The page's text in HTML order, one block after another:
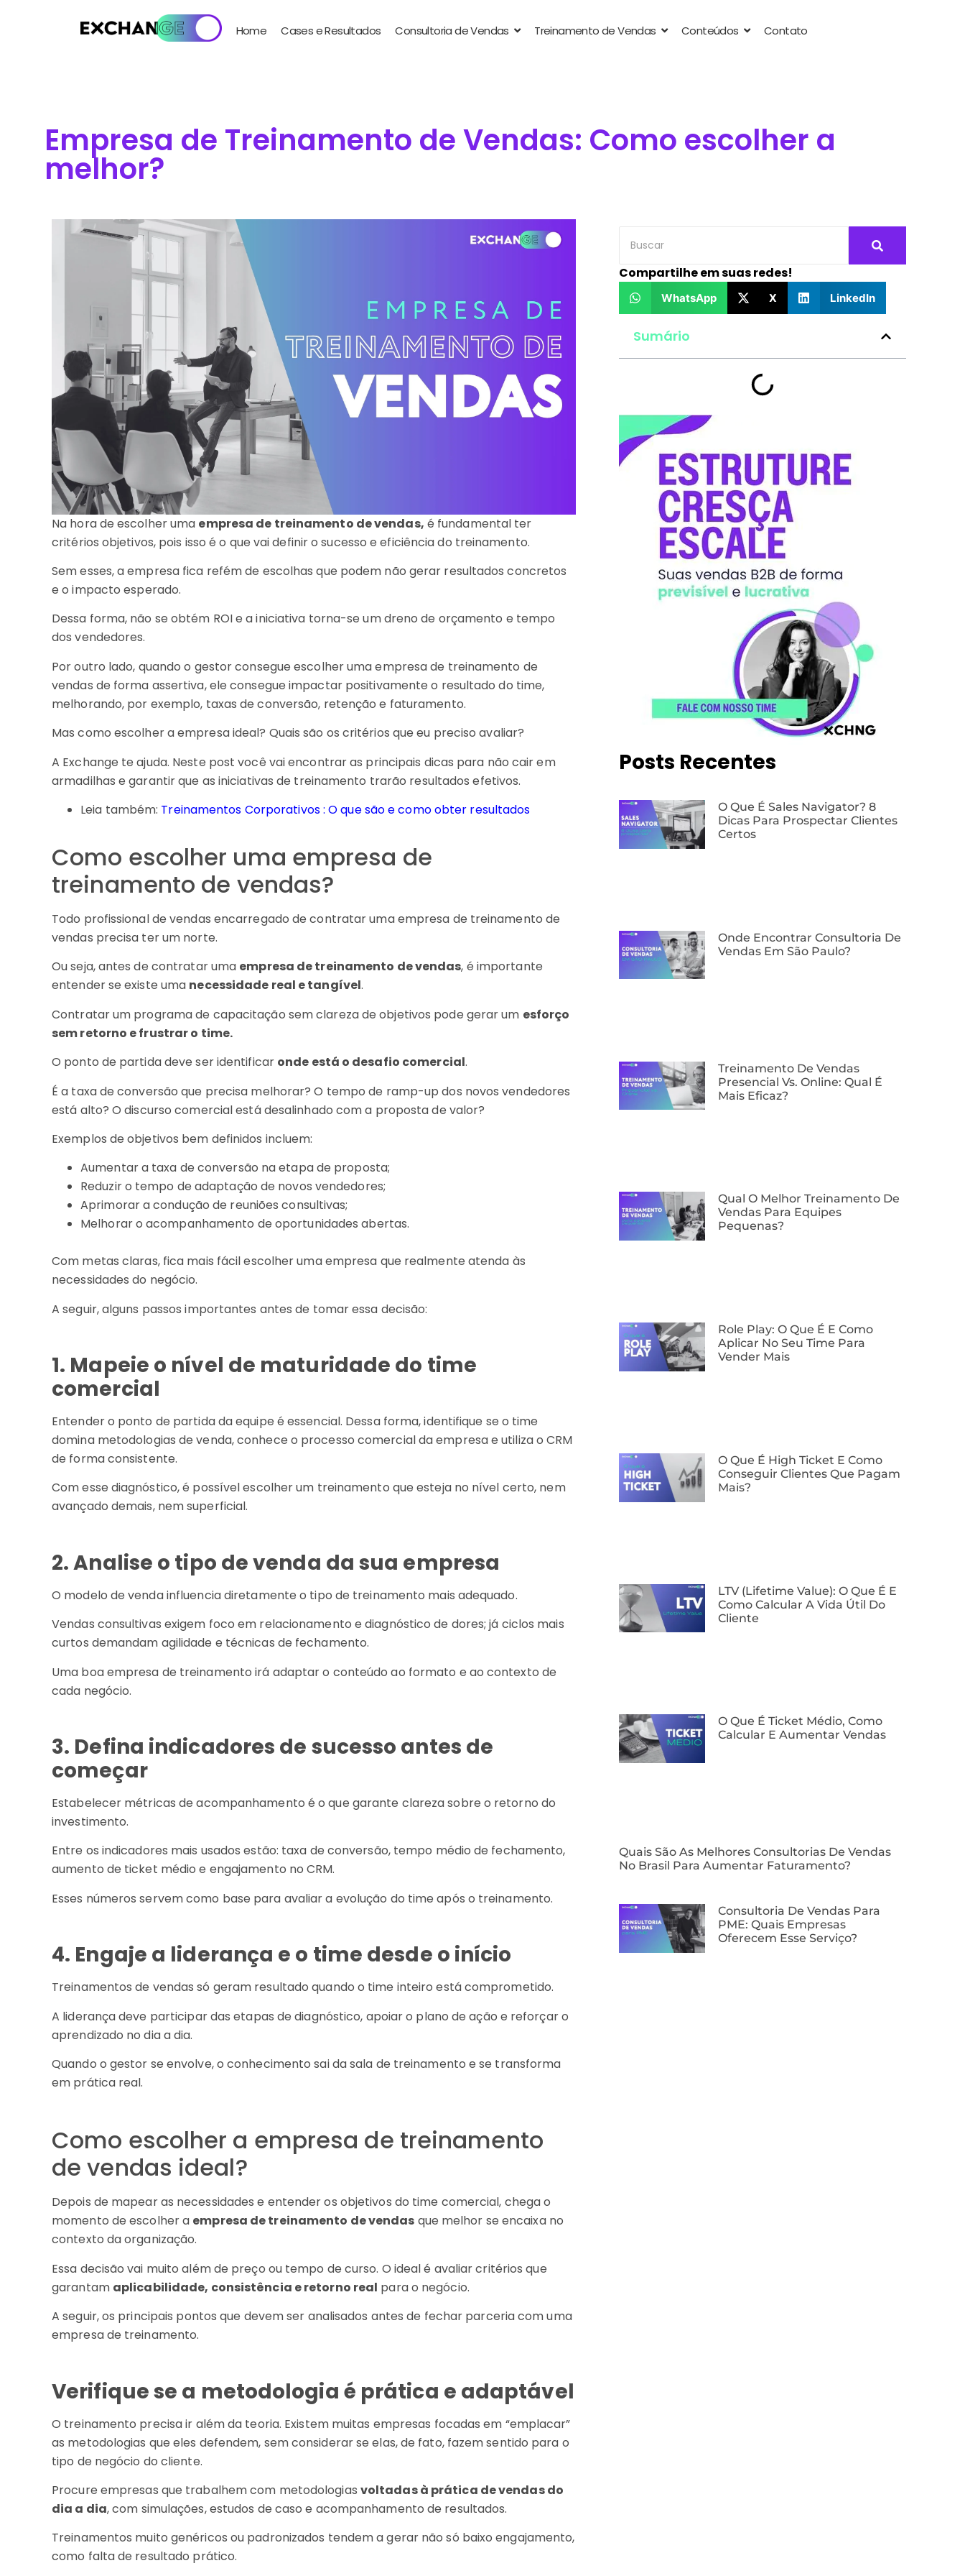
Home Cases e Resultados Consultoria de Vendas Treinamento de Vendas Conteúdos Contato
Empresa de Treinamento de Vendas: Como escolher a
melhor?
Na hora de escolher uma empresa de treinamento de vendas, é fundamental ter
critérios objetivos, pois isso é o que vai definir o sucesso e eficiência do treinamento.
Sem esses, a empresa fica refém de escolhas que podem não gerar resultados concretos
e o impacto esperado.
Dessa forma, não se obtém ROI e a iniciativa torna-se um dreno de orçamento e tempo
dos vendedores.
Por outro lado, quando o gestor consegue escolher uma empresa de treinamento de
vendas de forma assertiva, ele consegue impactar positivamente o resultado do time,
melhorando, por exemplo, taxas de conversão, retenção e faturamento.
Mas como escolher a empresa ideal? Quais são os critérios que eu preciso avaliar?
A Exchange te ajuda. Neste post você vai encontrar as principais dicas para não cair em
armadilhas e garantir que as iniciativas de treinamento trarão resultados efetivos.
Leia também: Treinamentos Corporativos : O que são e como obter resultados
Como escolher uma empresa de
treinamento de vendas?
Todo profissional de vendas encarregado de contratar uma empresa de treinamento de
vendas precisa ter um norte.
Ou seja, antes de contratar uma empresa de treinamento de vendas, é importante
entender se existe uma necessidade real e tangível.
Contratar um programa de capacitação sem clareza de objetivos pode gerar um esforço
sem retorno e frustrar o time.
O ponto de partida deve ser identificar onde está o desafio comercial.
É a taxa de conversão que precisa melhorar? O tempo de ramp-up dos novos vendedores
está alto? O discurso comercial está desalinhado com a proposta de valor?
Exemplos de objetivos bem definidos incluem:
Aumentar a taxa de conversão na etapa de proposta;
Reduzir o tempo de adaptação de novos vendedores;
Aprimorar a condução de reuniões consultivas;
Melhorar o acompanhamento de oportunidades abertas.
Com metas claras, fica mais fácil escolher uma empresa que realmente atenda às
necessidades do negócio.
A seguir, alguns passos importantes antes de tomar essa decisão:
1. Mapeie o nível de maturidade do time
comercial
Entender o ponto de partida da equipe é essencial. Dessa forma, identifique se o time
domina metodologias de venda, conhece o processo comercial da empresa e utiliza o CRM
de forma consistente.
Com esse diagnóstico, é possível escolher um treinamento que esteja no nível certo, nem
avançado demais, nem superficial.
2. Analise o tipo de venda da sua empresa
O modelo de venda influencia diretamente o tipo de treinamento mais adequado.
Vendas consultivas exigem foco em relacionamento e diagnóstico de dores; já ciclos mais
curtos demandam agilidade e técnicas de fechamento.
Uma boa empresa de treinamento irá adaptar o conteúdo ao formato e ao contexto de
cada negócio.
3. Defina indicadores de sucesso antes de
começar
Estabelecer métricas de acompanhamento é o que garante clareza sobre o retorno do
investimento.
Entre os indicadores mais usados estão: taxa de conversão, tempo médio de fechamento,
aumento de ticket médio e engajamento no CRM.
Esses números servem como base para avaliar a evolução do time após o treinamento.
4. Engaje a liderança e o time desde o início
Treinamentos de vendas só geram resultado quando o time inteiro está comprometido.
A liderança deve participar das etapas de diagnóstico, apoiar o plano de ação e reforçar o
aprendizado no dia a dia.
Quando o gestor se envolve, o conhecimento sai da sala de treinamento e se transforma
em prática real.
Como escolher a empresa de treinamento
de vendas ideal?
Depois de mapear as necessidades e entender os objetivos do time comercial, chega o
momento de escolher a empresa de treinamento de vendas que melhor se encaixa no
contexto da organização.
Essa decisão vai muito além de preço ou tempo de curso. O ideal é avaliar critérios que
garantam aplicabilidade, consistência e retorno real para o negócio.
A seguir, os principais pontos que devem ser analisados antes de fechar parceria com uma
empresa de treinamento.
Verifique se a metodologia é prática e adaptável
O treinamento precisa ir além da teoria. Existem muitas empresas focadas em “emplacar”
as metodologias que eles defendem, sem considerar se elas, de fato, fazem sentido para o
tipo de negócio do cliente.
Procure empresas que trabalhem com metodologias voltadas à prática de vendas do
dia a dia, com simulações, estudos de caso e acompanhamento de resultados.
Treinamentos muito genéricos ou padronizados tendem a gerar não só baixo engajamento,
como falta de resultado prático.
Compartilhe em suas redes!
WhatsApp X LinkedIn
Sumário
Posts Recentes
O Que É Sales Navigator? 8
Dicas Para Prospectar Clientes
Certos
Onde Encontrar Consultoria De
Vendas Em São Paulo?
⁠Treinamento De Vendas
Presencial Vs. Online: Qual É
Mais Eficaz?
Qual O Melhor Treinamento De
Vendas Para Equipes
Pequenas?
Role Play: O Que É E Como
Aplicar No Seu Time Para
Vender Mais
O Que É High Ticket E Como
Conseguir Clientes Que Pagam
Mais?
LTV (Lifetime Value): O Que É E
Como Calcular A Vida Útil Do
Cliente
O Que É Ticket Médio, Como
Calcular E Aumentar Vendas
⁠Quais São As Melhores Consultorias De Vendas
No Brasil Para Aumentar Faturamento?
⁠Consultoria De Vendas Para
PME: Quais Empresas
Oferecem Esse Serviço?